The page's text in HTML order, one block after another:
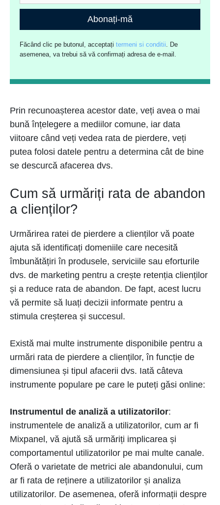
Abonați-mă
Făcând clic pe butonul, acceptațitermeni si conditii. De
asemenea, va trebui să vă confirmați adresa de e-mail.
Prin recunoașterea acestor date, veți avea o mai
bună înțelegere a mediilor comune, iar data
viitoare când veți vedea rata de pierdere, veți
putea folosi datele pentru a determina cât de bine
se descurcă afacerea dvs.
Cum să urmăriți rata de abandon
a clienților?
Urmărirea ratei de pierdere a clienților vă poate
ajuta să identificați domeniile care necesită
îmbunătățiri în produsele, serviciile sau eforturile
dvs. de marketing pentru a crește retenția clienților
și a reduce rata de abandon. De fapt, acest lucru
vă permite să luați decizii informate pentru a
stimula creșterea și succesul.
Există mai multe instrumente disponibile pentru a
urmări rata de pierdere a clienților, în funcție de
dimensiunea și tipul afacerii dvs. Iată câteva
instrumente populare pe care le puteți găsi online:
Instrumentul de analiză a utilizatorilor:
instrumentele de analiză a utilizatorilor, cum ar fi
Mixpanel, vă ajută să urmăriți implicarea și
comportamentul utilizatorilor pe mai multe canale.
Oferă o varietate de metrici ale abandonului, cum
ar fi rata de reținere a utilizatorilor și analiza
utilizatorilor. De asemenea, oferă informații despre